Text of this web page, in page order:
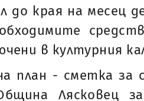
до края на месец
в културния
план - сметка
Лясковец